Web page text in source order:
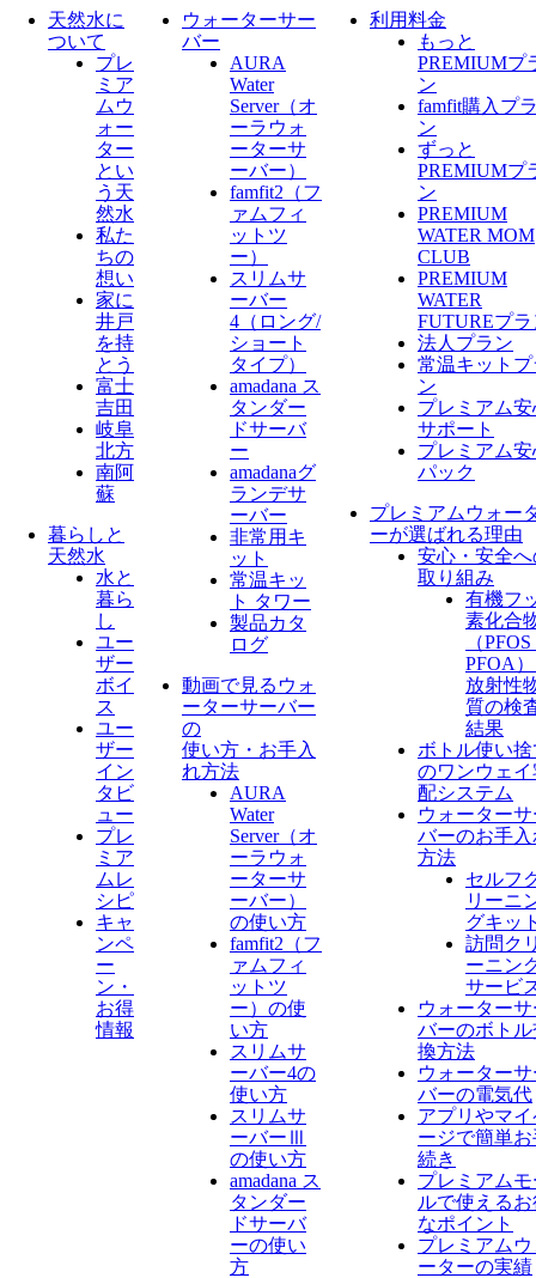
天然水に
ついて
プレ
ミア
ムウ
ォー
ター
とい
う天
然水
私た
ちの
想い
家に
井戸
を持
とう
富士
吉田
岐阜
北方
南阿
蘇
暮らしと
天然水
水と
暮ら
し
ユー
ザー
ボイ
ス
ユー
ザー
イン
タビ
ュー
プレ
ミア
ムレ
シピ
キャ
ンペ
ー
ン・
お得
情報
ウォーターサー
バー
AURA
Water
Server​（オ
ーラウォ
ーターサ
ーバー）
famfit2（フ
ァムフィ
ットツ
ー）
スリムサ
ーバー
4（ロング/
ショート
タイプ）
amadana ス
タンダー
ドサーバ
ー
amadanaグ
ランデサ
ーバー
非常用キ
ット
常温キッ
ト タワー
製品カタ
ログ
動画で見るウォ
ーターサーバー
の
使い方・お手入
れ方法
AURA
Water
Server​（オ
ーラウォ
ーターサ
ーバー）
の使い方
famfit2（フ
ァムフィ
ットツ
ー）の使
い方
スリムサ
ーバー4の
使い方
スリムサ
ーバーⅢ
の使い方
amadana ス
タンダー
ドサーバ
ーの使い
方
利用料金
もっと
PREMIUMプ
ン
famfit購入プ
ン
ずっと
PREMIUMプ
ン
PREMIUM
WATER MOM
CLUB
PREMIUM
WATER
FUTUREプラ
法人プラン
常温キットプ
ン
プレミアム安
サポート
プレミアム安
パック
プレミアムウォー
ーが選ばれる理由
安心・安全へ
取り組み
有機フ
素化合
（
PFOA
放射性
質の検
結果
ボトル使い捨
のワンウェイ
配システム
ウォーター
バーのお手入
方法
セルフ
リーニ
グキッ
訪問ク
ーニン
サービ
ウォーター
バーのボトル
換方法
ウォーター
バーの電気代
アプリやマイ
ージで簡単お
続き
プレミアムモ
ルで使える
なポイント
プレミアムウ
ーターの実績